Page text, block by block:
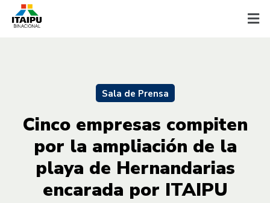
Sala de Prensa
Cinco empresas compiten
por la ampliación de la
playa de Hernandarias
encarada por ITAIPU